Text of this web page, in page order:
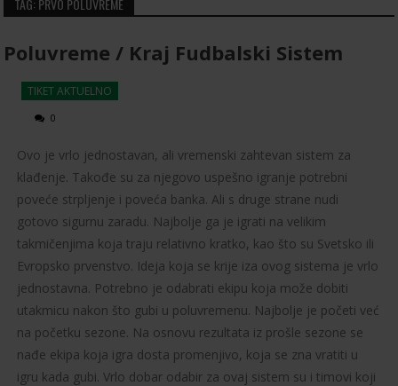
TAG: PRVO POLUVREME
Poluvreme / Kraj Fudbalski Sistem
TIKET AKTUELNO
0
Ovo je vrlo jednostavan, ali vremenski zahtevan sistem za
klađenje. Takođe su za njegovo uspešno igranje potrebni
poveće strpljenje i poveća banka. Ali s druge strane nudi
gotovo sigurnu zaradu. Najbolje ga je igrati na velikim
takmičenjima koja traju relativno kratko, kao što su Svetsko ili
Evropsko prvenstvo. Ideja koja se krije iza ovog sistema je vrlo
jednostavna. Potrebno je odabrati ekipu koja može dobiti
utakmicu nakon što gubi u poluvremenu. Najbolje je početi već
na početku sezone. Na osnovu rezultata iz prošle sezone se
nađe ekipa koja igra dosta promenjivo, koja se zna vratiti u
igru kada gubi. Vrlo dobar odabir za ovaj sistem su i timovi koji